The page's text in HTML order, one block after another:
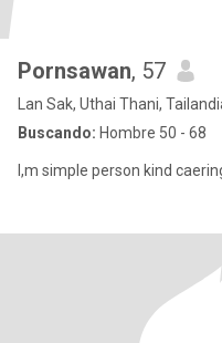
Pornsawan, 57
Lan Sak, Uthai Thani,
Buscando: Hombre 50 - 68
I,m simple person kind